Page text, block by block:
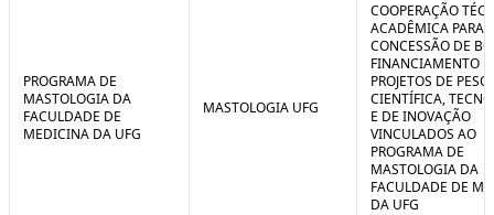
PROGRAMA DE
MASTOLOGIA DA
FACULDADE DE
MEDICINA DA UFG
MASTOLOGIA UFG
COOPERAÇÃO
ACADÊMICA PARA
CONCESSÃO DE
FINANCIAMENTO
PROJETOS DE
CIENTÍFICA,
E DE INOVAÇÃO
VINCULADOS AO
PROGRAMA DE
MASTOLOGIA DA
FACULDADE DE
DA UFG